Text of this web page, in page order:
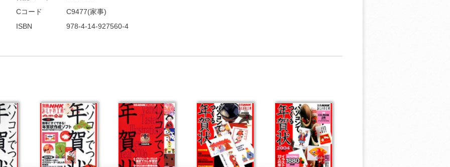
Cコード
C9477(家事)
ISBN
978-4-14-927560-4